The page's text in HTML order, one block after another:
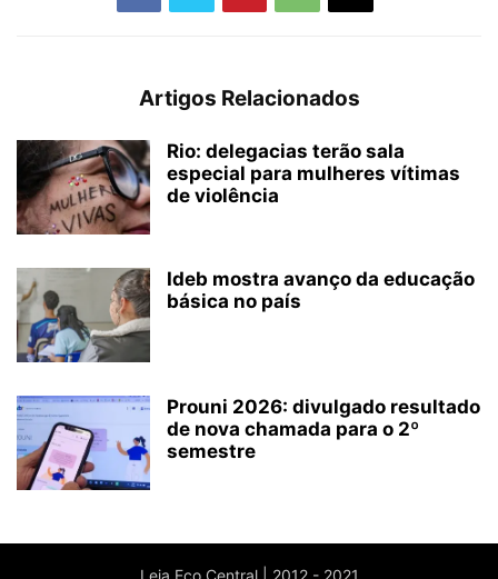
Artigos Relacionados
Rio: delegacias terão sala
especial para mulheres vítimas
de violência
Ideb mostra avanço da educação
básica no país
Prouni 2026: divulgado resultado
de nova chamada para o 2º
semestre
Leia Eco Central | 2012 - 2021